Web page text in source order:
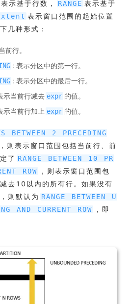
表示基于行数， RANGE 表示基于
表示窗口范围的起始位置
几种形式：
前行。
: 表示分区中的第一行。
: 表示分区中的最后一行。
示当前行减去 expr 的值。
示当前行加上 expr 的值。
BETWEEN 2 PRECEDING
，则表示窗口范围包括当前行、前
了 RANGE BETWEEN 10 PR
ROW
，则表示窗口范围包
去10以内的所有行。如果没有
，则默认为 RANGE BETWEEN U
AND CURRENT ROW
，即